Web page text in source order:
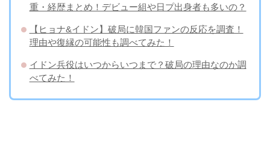
重・経歴まとめ！デビュー組や日プ出身者も多いの？
【ヒョナ&イドン】破局に韓国ファンの反応を調査！
理由や復縁の可能性も調べてみた！
イドン兵役はいつからいつまで？破局の理由なのか調
べてみた！